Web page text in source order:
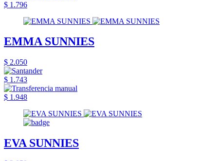
$ 1.796
EMMA SUNNIES
$ 2.050
$ 1.743
$ 1.948
EVA SUNNIES